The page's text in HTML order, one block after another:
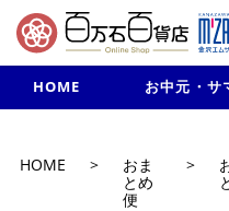
HOME お中元・サ
新規入会で3千円以上
HOME >
おま
とめ
便
>